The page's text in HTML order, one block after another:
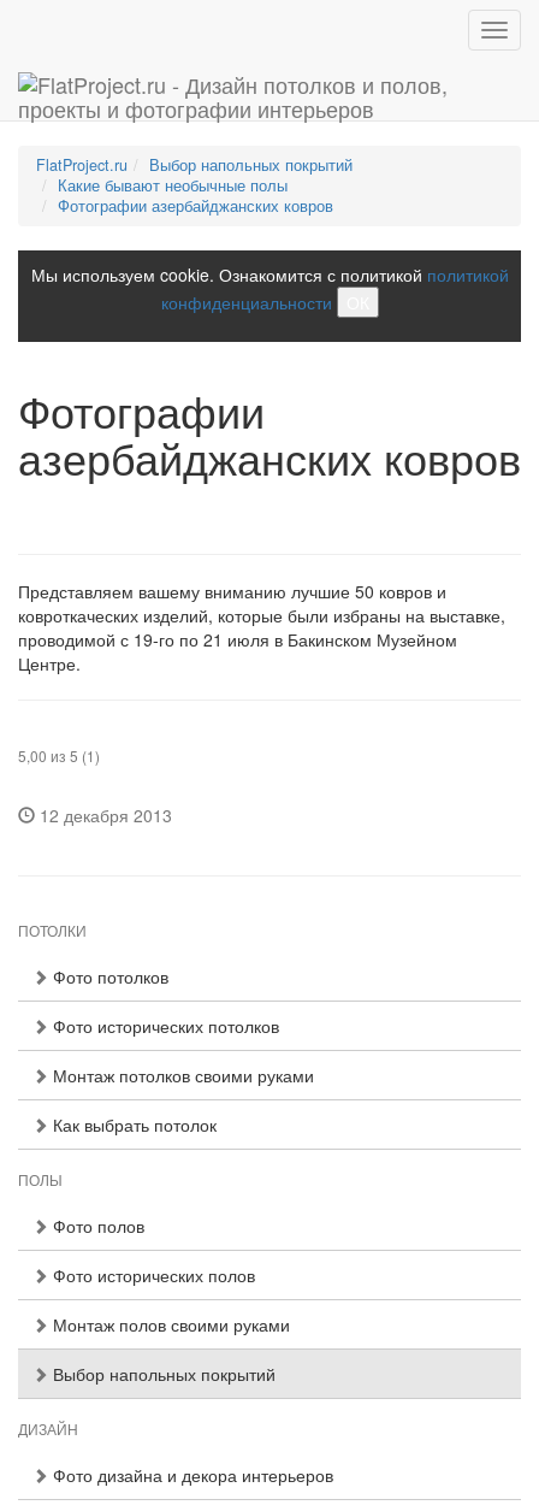
FlatProject.ru
Выбор напольных покрытий
Какие бывают необычные полы
Фотографии азербайджанских ковров
Мы используем cookie. Ознакомится с политикой политикой
конфиденциальности
Фотографии
азербайджанских ковров
Представляем вашему вниманию лучшие 50 ковров и
ковроткаческих изделий, которые были избраны на выставке,
проводимой с 19-го по 21 июля в Бакинском Музейном
Центре.
5,00 из 5 (1)
12 декабря 2013
ПОТОЛКИ
Фото потолков
Фото исторических потолков
Монтаж потолков своими руками
Как выбрать потолок
ПОЛЫ
Фото полов
Фото исторических полов
Монтаж полов своими руками
Выбор напольных покрытий
ДИЗАЙН
Фото дизайна и декора интерьеров